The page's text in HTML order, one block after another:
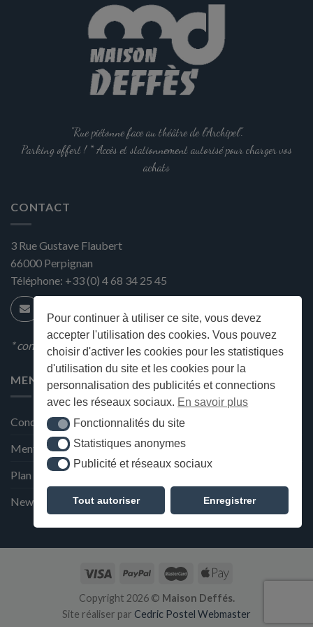
Pour continuer à utiliser ce site, vous devez
accepter l'utilisation des cookies. Vous pouvez
choisir d'activer les cookies pour les statistiques
d'utilisation du site et les cookies pour la
personnalisation des publicités et connections
avec les réseaux sociaux. En savoir plus
Fonctionnalités du site
Fonctionnalités du site
Statistiques anonymes
Statistiques anonymes
Publicité et réseaux sociaux
Publicité et réseaux sociaux
Tout autoriser Enregistrer
"Rue piétonne face au théâtre de l'Archipel".
Parking offert ! * Accès et stationnement autorisé pour charger vos
achats
CONTACT
3 Rue Gustave Flaubert
66000 Perpignan
Téléphone: +33 (0) 4 68 34 25 45
* condition en magasin
MENU
Conditions générales de ventes
Mentions Légales et Politique de confidentialité
Plan du site
Newsletter de la Maison Deffès
Copyright 2026 © Maison Deffés.
Site réaliser par Cedric Postel Webmaster